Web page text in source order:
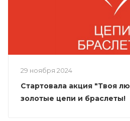
29 ноября 2024
Стартовала акция "Твоя
золотые цепи и браслеты!